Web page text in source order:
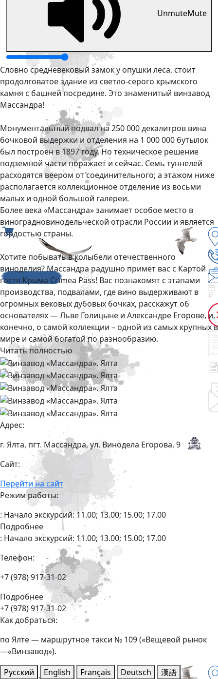
UnmuteMute
Словно средневековый замок у опушки леса, стоит
продолговатое здание из светло-серого крымского
камня с башней посредине. Это знаменитый винзавод
Массандра!
Монументальный подвал на 250 000 декалитров вина
бочковой выдержки и отделения на 1 000 000 бутылок
был построен в 1897 году. Но техническое решение
подземной части поражает и сейчас. Семь туннелей
расходятся веером от соединительного; а этажом ниже
располагается коллекционное отделение из восьми
малых и одной большой галереи.
Более века «Массандра» занимает особое место в
виноградновинодельческой отрасли России и является
гордостью страны.
Хотите побывать в колыбели отечественного
виноделия? Массандра радушно примет вас с Картой
гостя Крыма Crimea Pass! Вас познакомят с этапами
производства, подвалами, где вино выдерживают в
огромных вековых дубовых бочках, расскажут об
основателях — Льве Голицыне и Александре Егорове, и,
конечно, о самой коллекции – одной из самых крупных в
мире и самой богатой по разнообразию.
Читать полностью
Адрес:
г. Ялта, пгт. Массандра, ул. Винодела Егорова, 9
Сайт:
Перейти на сайт
Режим работы:
: Начало экскурсий: 11.00; 13.00; 15.00; 17.00
Подробнее
: Начало экскурсий: 11.00; 13.00; 15.00; 17.00
Телефон:
+7 (978) 917-31-02
Подробнее
+7 (978) 917-31-02
Как добраться:
по Ялте — маршрутное такси № 109 («Вещевой рынок
—«Винзавод»).
Русский
English Français Deutsch
漢語